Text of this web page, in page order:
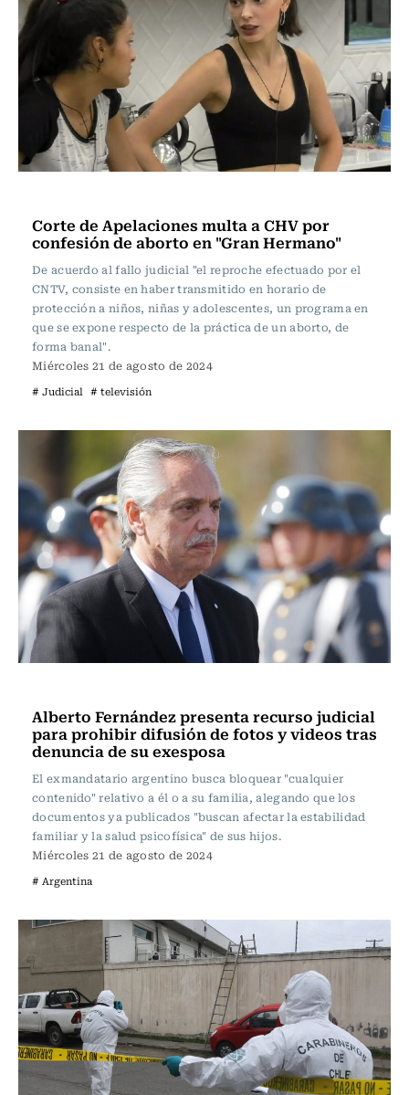
Corte de Apelaciones multa a CHV por
confesión de aborto en "Gran Hermano"
De acuerdo al fallo judicial "el reproche efectuado por el
CNTV, consiste en haber transmitido en horario de
protección a niños, niñas y adolescentes, un programa en
que se expone respecto de la práctica de un aborto, de
forma banal".
Miércoles 21 de agosto de 2024
# Judicial # televisión
Alberto Fernández presenta recurso judicial
para prohibir difusión de fotos y videos tras
denuncia de su exesposa
El exmandatario argentino busca bloquear "cualquier
contenido" relativo a él o a su familia, alegando que los
documentos ya publicados "buscan afectar la estabilidad
familiar y la salud psicofísica" de sus hijos.
Miércoles 21 de agosto de 2024
# Argentina